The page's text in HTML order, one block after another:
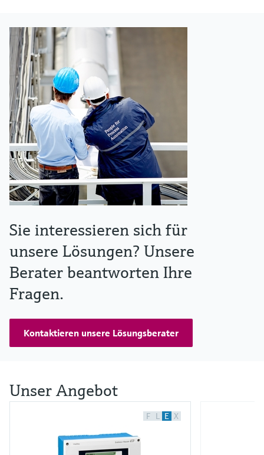
Sie interessieren sich für
unsere Lösungen? Unsere
Berater beantworten Ihre
Fragen.
Kontaktieren unsere Lösungsberater
Unser Angebot
F L E X